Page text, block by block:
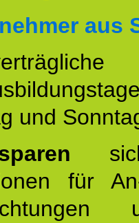
aus
und
für